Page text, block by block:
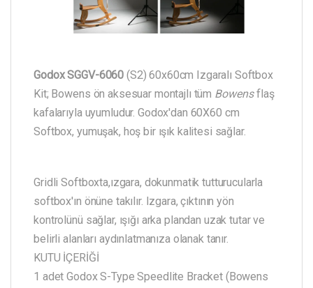
Godox SGGV-6060 (S2) 60x60cm Izgaralı Softbox
Kit; Bowens ön aksesuar montajlı tüm Bowensflaş
kafalarıyla uyumludur. Godox'dan 60X60 cm
Softbox, yumuşak, hoş bir ışık kalitesi sağlar.
Gridli Softboxta,ızgara, dokunmatik tutturucularla
softbox'ın önüne takılır. Izgara, çıktının yön
kontrolünü sağlar, ışığı arka plandan uzak tutar ve
belirli alanları aydınlatmanıza olanak tanır.
KUTU İÇERİĞİ
1 adet Godox S-Type Speedlite Bracket (Bowens